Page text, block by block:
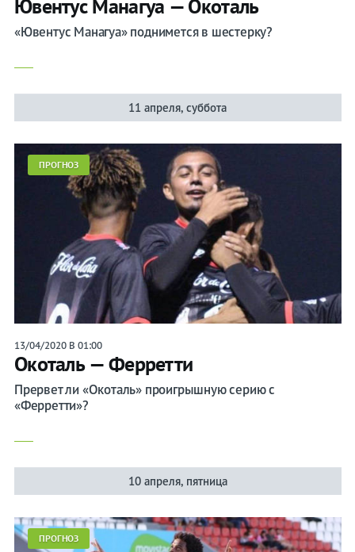
Ювентус Манагуа — Окоталь
«Ювентус Манагуа» поднимется в шестерку?
11 апреля, суббота
ПРОГНОЗ
13/04/2020 В 01:00
Окоталь — Ферретти
Прервет ли «Окоталь» проигрышную серию с
«Ферретти»?
10 апреля, пятница
ПРОГНОЗ